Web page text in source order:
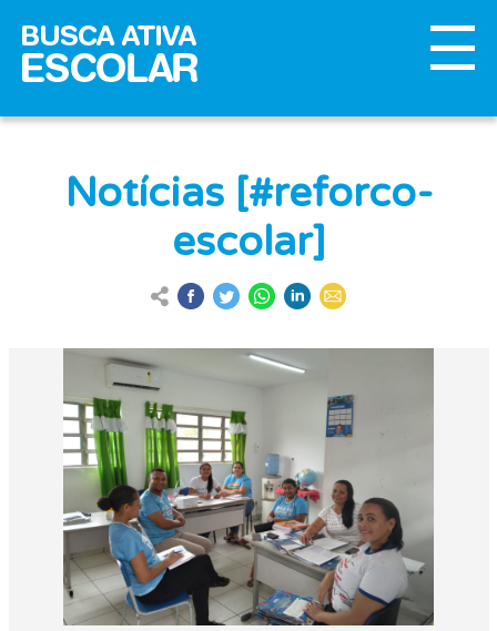
Notícias [#reforco-
escolar]